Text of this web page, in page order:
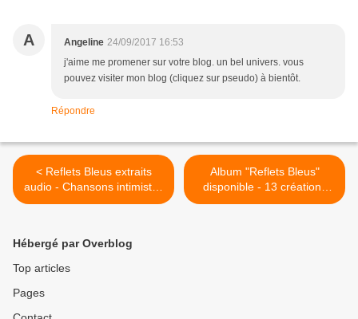
A Angeline 24/09/2017 16:53
j'aime me promener sur votre blog. un bel univers. vous
pouvez visiter mon blog (cliquez sur pseudo) à bientôt.
Répondre
< Reflets Bleus extraits
audio - Chansons intimistes
Alain Messier
Album "Reflets Bleus"
disponible - 13 créations
françaises Jazz-Blues >
Hébergé par Overblog
Top articles
Pages